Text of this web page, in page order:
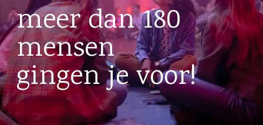
meer dan 180
mensen
gingen je voor!